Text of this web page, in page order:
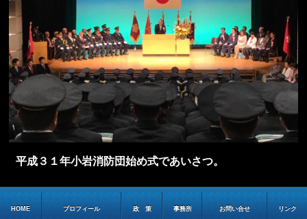
平成３１年小岩消防団始め式であいさつ。
HOME プロフィール 政 策 事務所 お問い合せ リンク